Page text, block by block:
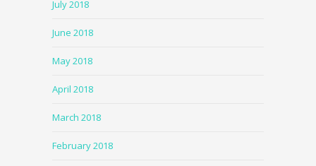
July 2018
June 2018
May 2018
April 2018
March 2018
February 2018